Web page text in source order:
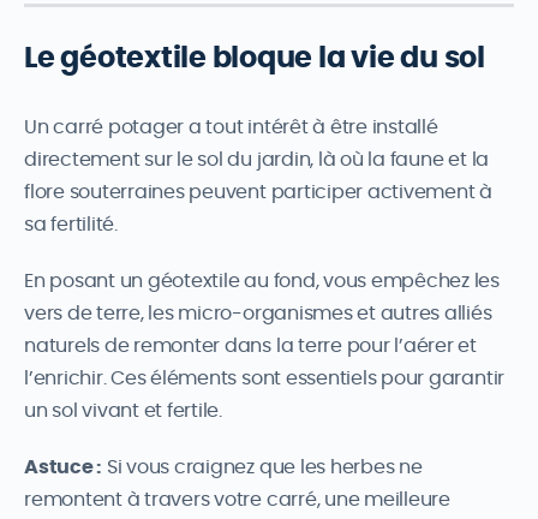
Le géotextile bloque la vie du sol
Un carré potager a tout intérêt à être installé
directement sur le sol du jardin, là où la faune et la
flore souterraines peuvent participer activement à
sa fertilité.
En posant un géotextile au fond, vous empêchez les
vers de terre, les micro-organismes et autres alliés
naturels de remonter dans la terre pour l’aérer et
l’enrichir. Ces éléments sont essentiels pour garantir
un sol vivant et fertile.
Astuce : Si vous craignez que les herbes ne
remontent à travers votre carré, une meilleure